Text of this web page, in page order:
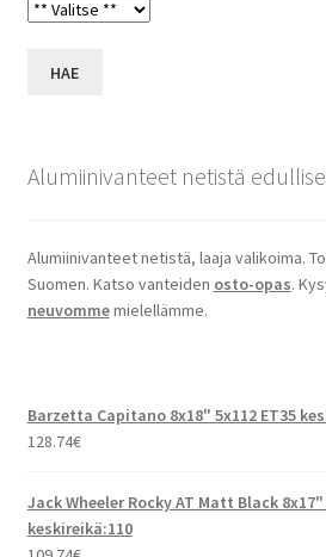
HAE
Alumiinivanteet netistä
Alumiinivanteet netistä, laaja valikoima.
Suomen. Katso vanteiden osto-opas.
neuvommemielellämme.
Barzetta Capitano 8x18" 5x112 ET35
128.74€
Jack Wheeler Rocky AT Matt Black 8x17"
keskireikä:110